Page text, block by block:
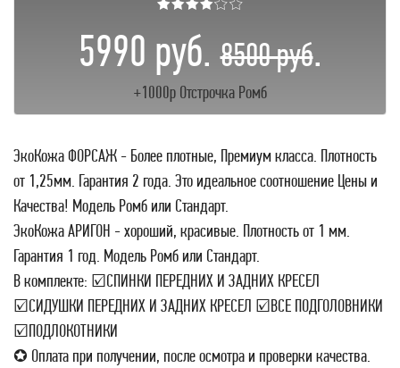
★★★★☆☆
5990 руб.8500 руб.
+1000р Отстрочка Ромб
ЭкоКожа ФОРСАЖ - Более плотные, Премиум класса. Плотность
от 1,25мм. Гарантия 2 года. Это идеальное соотношение Цены и
Качества! Модель Ромб или Стандарт.
ЭкоКожа АРИГОН - хороший, красивые. Плотность от 1 мм.
Гарантия 1 год. Модель Ромб или Стандарт.
В комплекте: ☑СПИНКИ ПЕРЕДНИХ И ЗАДНИХ КРЕСЕЛ
☑СИДУШКИ ПЕРЕДНИХ И ЗАДНИХ КРЕСЕЛ ☑ВСЕ ПОДГОЛОВНИКИ
☑ПОДЛОКОТНИКИ
✪ Оплата при получении, после осмотра и проверки качества.